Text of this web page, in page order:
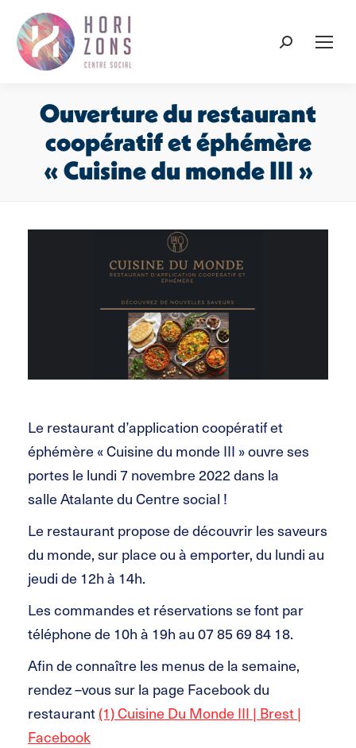
Recherche
Ouverture du restaurant
coopératif et éphémère
« Cuisine du monde III »
Le restaurant d’application coopératif et
éphémère « Cuisine du monde III » ouvre ses
portes le lundi 7 novembre 2022 dans la
salleAtalantedu Centre social !
Le restaurant propose de découvrir les saveurs
du monde, sur place ou à emporter, du lundi au
jeudi de12hà 14h.
Les commandes et réservations se font par
téléphone de10hà 19hau 07 85 69 84 18.
Afin de connaître les menus de la semaine,
rendez –vous sur la page Facebook du
restaurant(1) Cuisine Du Monde III | Brest |
Facebook